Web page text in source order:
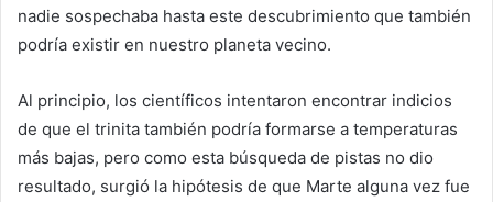
nadie sospechaba hasta este descubrimiento que también
podría existir en nuestro planeta vecino.
Al principio, los científicos intentaron encontrar indicios
de que el trinita también podría formarse a temperaturas
más bajas, pero como esta búsqueda de pistas no dio
resultado, surgió la hipótesis de que Marte alguna vez fue